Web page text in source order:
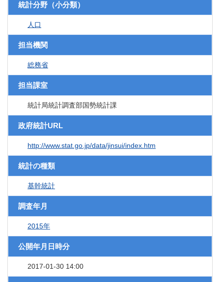
統計分野（小分類）
人口
担当機関
総務省
担当課室
統計局統計調査部国勢統計課
政府統計URL
http://www.stat.go.jp/data/jinsui/index.htm
統計の種類
基幹統計
調査年月
2015年
公開年月日時分
2017-01-30 14:00